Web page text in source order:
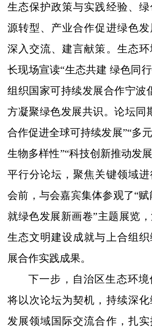
生态保护政策与实践经验、
源转型、产业合作促进绿色
深入交流、建言献策。生态
长现场宣读“生态共建 绿色同
组织国家可持续发展合作宁波
方凝聚绿色发展共识。论坛同
合作促进全球可持续发展”“多
生物多样性”“科技创新推动发
平行分论坛，聚焦关键领域进
会前，与会嘉宾集体参观了“
就绿色发展新画卷”主题展览
生态文明建设成就与上合组
展合作实践成果。
下一步，自治区生态环
将以次论坛为契机，持续深
发展领域国际交流合作，扎